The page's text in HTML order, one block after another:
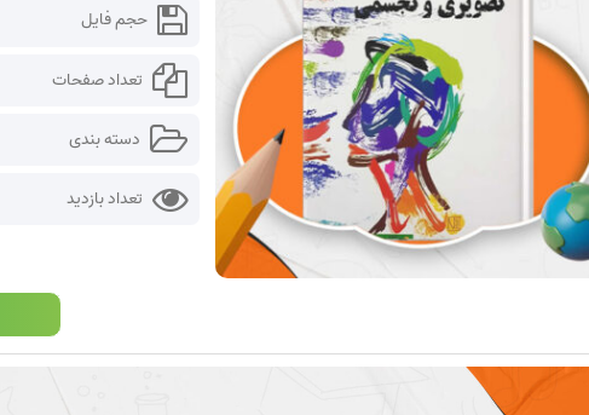
حجم فایل
تعداد صفحات
دسته بندی
تعداد بازدید